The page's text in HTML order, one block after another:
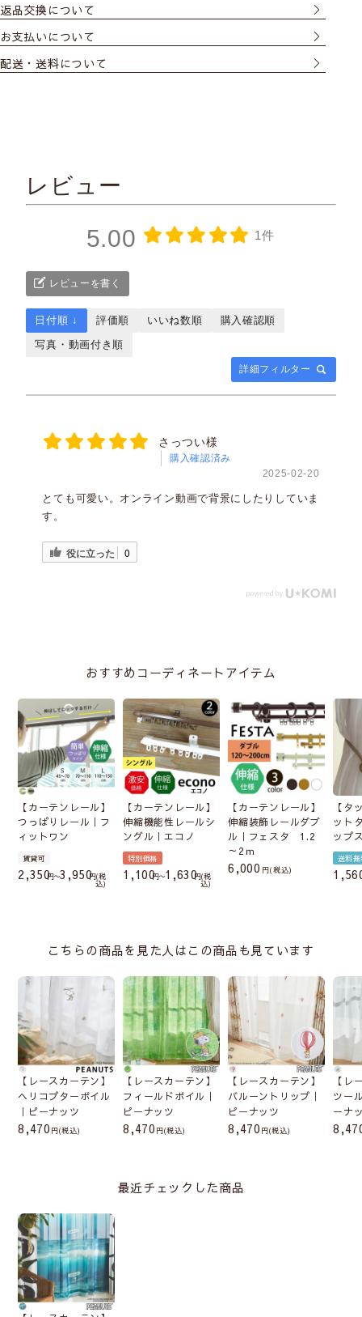
返品交換について
お支払いについて
配送・送料について
レビュー
5.00 1件
レビューを書く
詳細フィルター
日付順 ↓ 評価順 いいね数順
購入確認順
写真・動画付き順
さっつい様
購入確認済み
2025-02-20
とても可愛い。オンライン動画で背景にしたりしていま
す。
役に立った 0
おすすめコーディネートアイテム
【カーテンレール】
つっぱりレール｜フ
ィットワン
賃貸可
2,350 〜3,950 税
込
【カーテンレール】
伸縮機能性レールシ
ングル｜エコノ
特別価格
1,100 〜1,630 税
込
【カーテンレール】
伸縮装飾レールダブ
ル｜フェスタ 1.2
～2ｍ
6,000 税込
【タ
ット
ップ
送料無
こちらの商品を見た人はこの商品も見ています
【レースカーテン】
ヘリコプターボイル
｜ピーナッツ
8,470 (税込)
【レースカーテン】
フィールドボイル｜
ピーナッツ
8,470 (税込)
【レースカーテン】
バルーントリップ｜
ピーナッツ
8,470 (税込)
【レ
ツー
ーナ
最近チェックした商品